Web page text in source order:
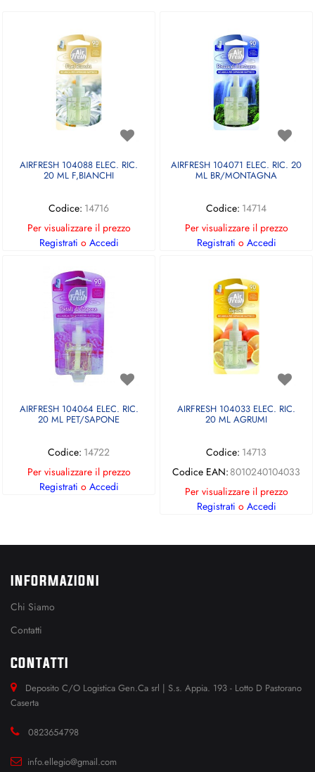
AIRFRESH 104088 ELEC. RIC.
20 ML F,BIANCHI
Codice: 14716
Per visualizzare il prezzo
Registrati o Accedi
AIRFRESH 104071 ELEC. RIC. 20
ML BR/MONTAGNA
Codice: 14714
Per visualizzare il prezzo
Registrati o Accedi
AIRFRESH 104064 ELEC. RIC.
20 ML PET/SAPONE
Codice: 14722
Per visualizzare il prezzo
Registrati o Accedi
AIRFRESH 104033 ELEC. RIC.
20 ML AGRUMI
Codice: 14713
Codice EAN: 8010240104033
Per visualizzare il prezzo
Registrati o Accedi
INFORMAZIONI
Chi Siamo
Contatti
CONTATTI
Deposito C/O Logistica Gen.Ca srl | S.s. Appia. 193 - Lotto D Pastorano
Caserta
0823654798
info.ellegio@gmail.com